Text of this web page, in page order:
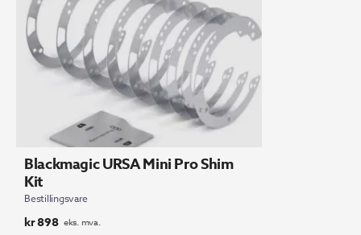
Blackmagic URSA Mini Pro Shim
Kit
Bestillingsvare
kr898 eks. mva.